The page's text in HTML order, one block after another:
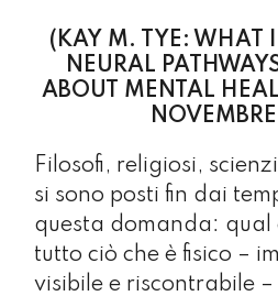
(KAY M. TYE: WHAT
NEURAL
ABOUT MENTAL
Filosofi, religiosi,
si sono posti fin dai
questa domanda:
tutto ciò che è fisico –
visibile e riscontrabile –